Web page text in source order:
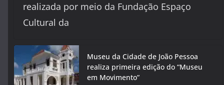
realizada por meio da Fundação Espaço
Cultural da
Museu da Cidade de João Pessoa
realiza primeira edição do “Museu
em Movimento”